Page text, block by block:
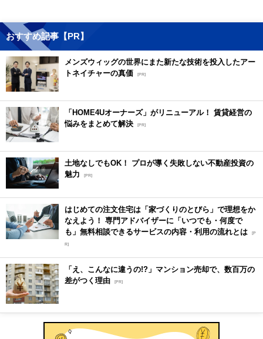
おすすめ記事【PR】
メンズウィッグの世界にまた新たな技術を投入したアー
トネイチャーの真価
[PR]
「HOME4Uオーナーズ」がリニューアル！ 賃貸経営の
悩みをまとめて解決 [PR]
土地なしでもOK！ プロが導く失敗しない不動産投資の
魅力
[PR]
はじめての注文住宅は「家づくりのとびら」で理想をか
なえよう！ 専門アドバイザーに「いつでも・何度で
も」無料相談できるサービスの内容・利用の流れとは [P
R]
「え、こんなに違うの!?」マンション売却で、数百万の
差がつく理由 [PR]